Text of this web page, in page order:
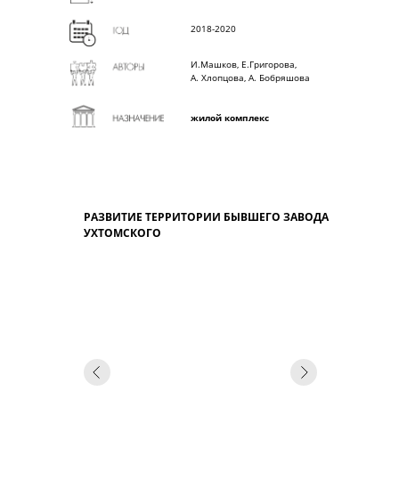
2018-2020
И.Машков, Е.Григорова,
А. Хлопцова, А. Бобряшова
жилой комплекс
РАЗВИТИЕ ТЕРРИТОРИИ БЫВШЕГО ЗАВОДА
УХТОМСКОГО